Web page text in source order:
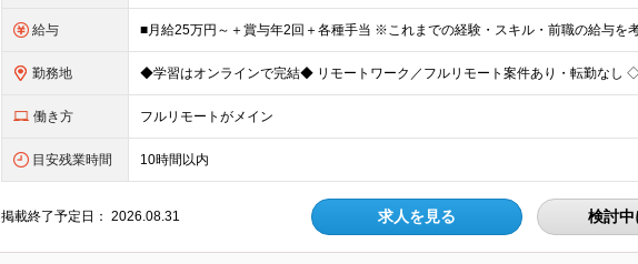
給与
勤務地
働き方 フルリモートがメイン
目安残業時間 10時間以内
掲載終了予定日：2026.08.31 求人を見る 検討